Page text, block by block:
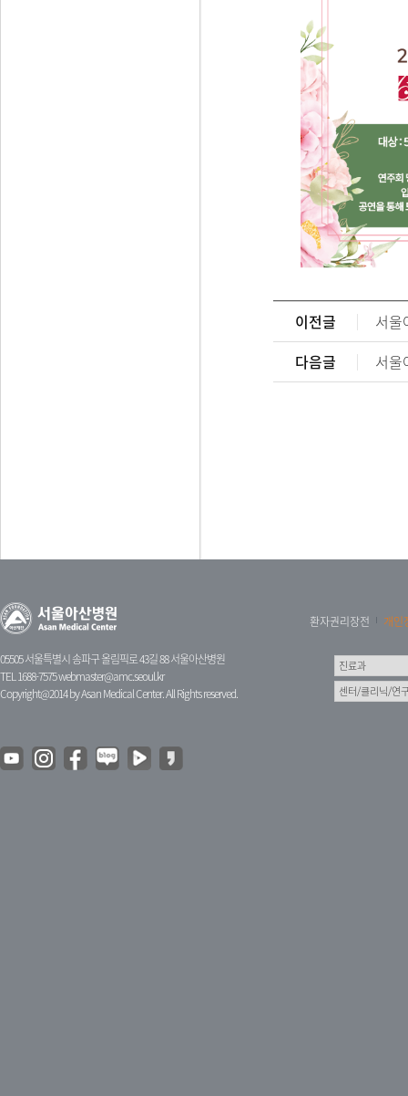
이전글
서울
다음글
서울
05505 서울특별시 송파구 올림픽로 43길 88 서울아산병원
TEL 1688-7575webmaster@amc.seoul.kr
Copyright@2014 by Asan Medical Center. All Rights reserved.
환자권리장전 개인